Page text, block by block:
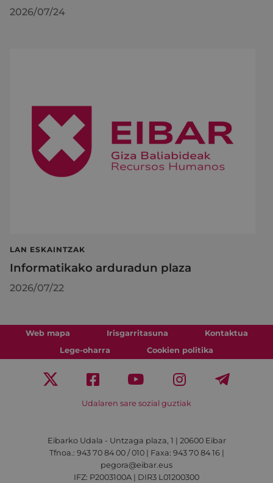
2026/07/24
LAN ESKAINTZAK
Informatikako arduradun plaza
2026/07/22
Web mapa Irisgarritasuna
Kontaktua
Lege-oharra
Cookien politika
Udalaren sare sozial guztiak
Eibarko Udala - Untzaga plaza, 1 | 20600 Eibar
Tfnoa.: 943 70 84 00 / 010 | Faxa: 943 70 84 16 |
pegora@eibar.eus
IFZ: P2003100A | DIR3 L01200300